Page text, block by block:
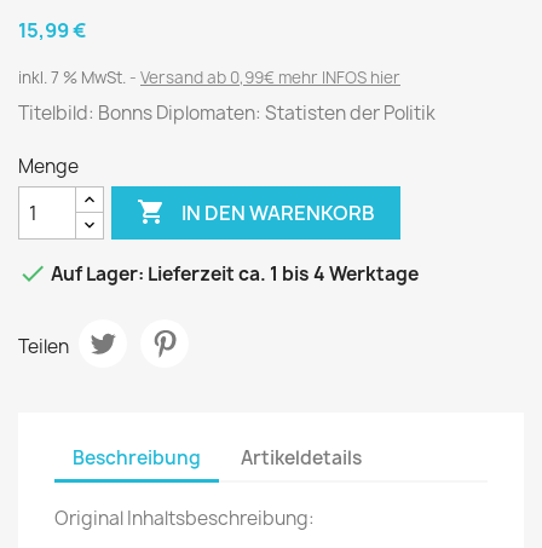
15,99 €
inkl. 7 % MwSt. Versand ab 0,99€ mehr INFOS hier
Titelbild: Bonns Diplomaten: Statisten der Politik
Menge
 IN DEN WARENKORB
 Auf Lager: Lieferzeit ca. 1 bis 4 Werktage
Teilen
Beschreibung Artikeldetails
Original Inhaltsbeschreibung: